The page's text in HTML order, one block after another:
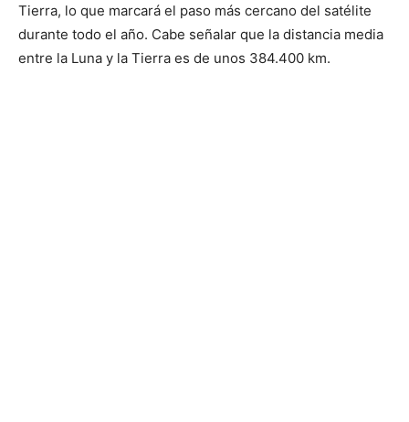
Tierra, lo que marcará el paso más cercano del satélite
durante todo el año. Cabe señalar que la distancia media
entre la Luna y la Tierra es de unos 384.400 km.